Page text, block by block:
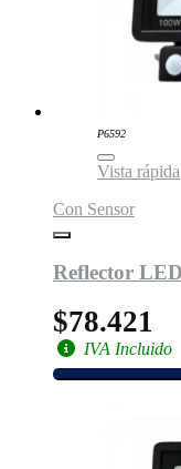
P6592
Vista rápida
Con Sensor
Reflector
$78.421
IVA Incluido